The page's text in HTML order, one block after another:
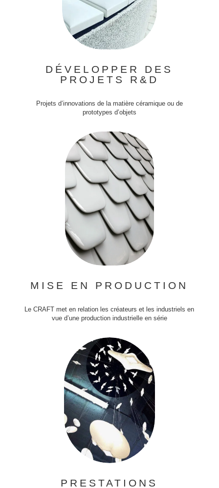
DÉVELOPPER DES
PROJETS R&D
Projets d’innovations de la matière céramique ou de
prototypes d’objets
MISE EN PRODUCTION
Le CRAFT met en relation les créateurs et les industriels en
vue d’une production industrielle en série
PRESTATIONS